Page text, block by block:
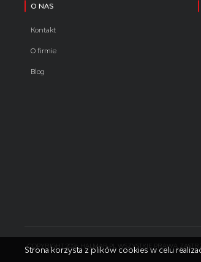
O NAS
Kontakt
O firmie
Blog
COPYRIGHT 2026 HALMAR.PL WSZYSTKIE PRAWA
Strona korzysta z plików cookies w celu